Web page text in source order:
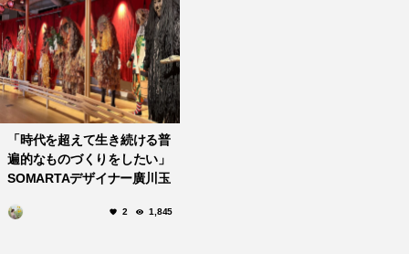
「時代を超えて生き続ける普
遍的なものづくりをしたい」
SOMARTAデザイナー廣川玉
2 1,845